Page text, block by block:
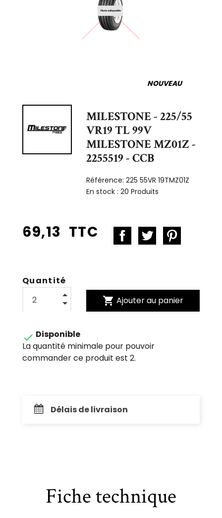
NOUVEAU
MILESTONE - 225/55
VR19 TL 99V
MILESTONE MZ01Z -
2255519 - CCB
Référence:225 55VR 19TMZ01Z
En stock :20 Produits
69,13 TTC
Quantité
shopping_cart Ajouter au panier
 Disponible
La quantité minimale pour pouvoir
commander ce produit est 2.
Délais de livraison
Fiche technique